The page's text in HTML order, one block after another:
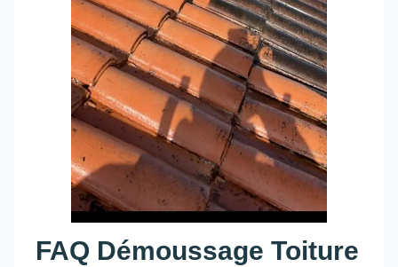
FAQ Démoussage Toiture